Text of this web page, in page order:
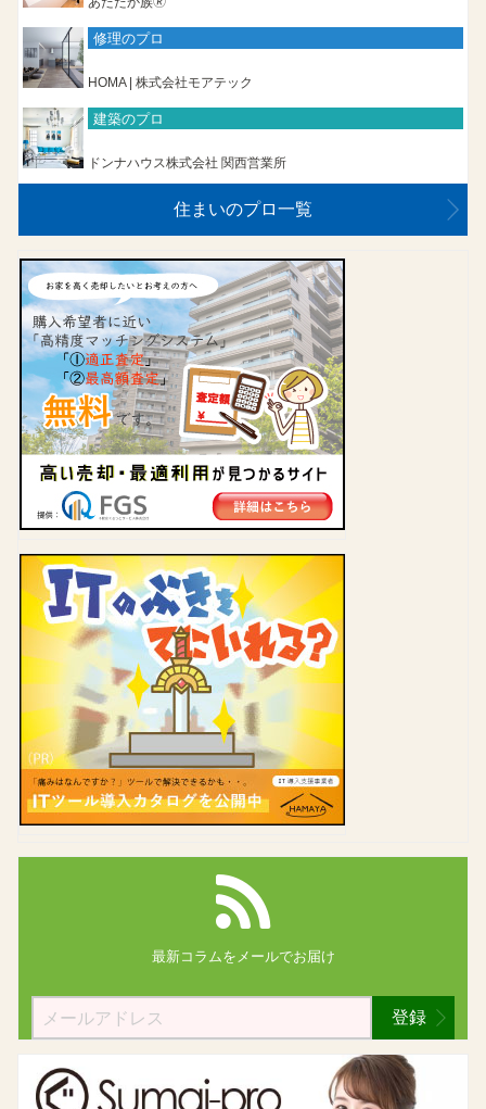
修理のプロ
HOMA | 株式会社モアテック
建築のプロ
ドンナハウス株式会社 関西営業所
住まいのプロ一覧
最新コラムを メールでお届け
登録